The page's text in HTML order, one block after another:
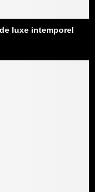
luxe intemporel